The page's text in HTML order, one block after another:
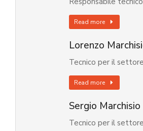
Read more
Lorenzo
Tecnico per il
Read more
Sergio Marchisio
Tecnico per il